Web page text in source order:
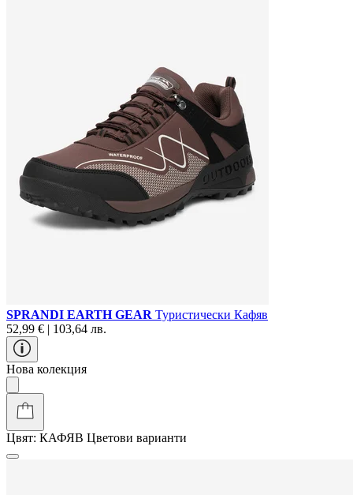
SPRANDI EARTH GEAR Туристически Кафяв
52,99 € | 103,64 лв.
Нова колекция
Цвят: КАФЯВ Цветови варианти